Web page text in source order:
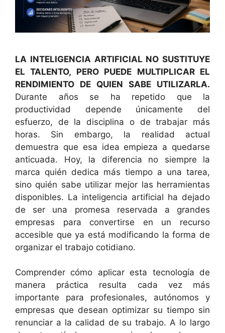
LA INTELIGENCIA ARTIFICIAL NO SUSTITUYE
EL TALENTO, PERO PUEDE MULTIPLICAR EL
RENDIMIENTO DE QUIEN SABE UTILIZARLA.
Durante años se ha repetido que la
productividad depende únicamente del
esfuerzo, de la disciplina o de trabajar más
horas. Sin embargo, la realidad actual
demuestra que esa idea empieza a quedarse
anticuada. Hoy, la diferencia no siempre la
marca quién dedica más tiempo a una tarea,
sino quién sabe utilizar mejor las herramientas
disponibles. La inteligencia artificial ha dejado
de ser una promesa reservada a grandes
empresas para convertirse en un recurso
accesible que ya está modificando la forma de
organizar el trabajo cotidiano.
Comprender cómo aplicar esta tecnología de
manera práctica resulta cada vez más
importante para profesionales, autónomos y
empresas que desean optimizar su tiempo sin
renunciar a la calidad de su trabajo. A lo largo